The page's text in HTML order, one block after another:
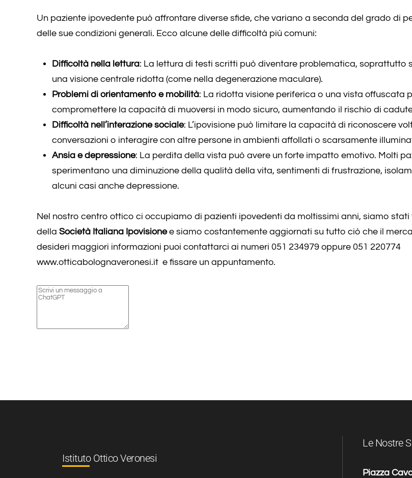
Un paziente ipovedente può affrontare diverse sfide, che variano a seconda del grado di
delle sue condizioni generali. Ecco alcune delle difficoltà più comuni:
Difficoltà nella lettura: La lettura di testi scritti può diventare problematica, soprattutto
una visione centrale ridotta (come nella degenerazione maculare).
Problemi di orientamento e mobilità: La ridotta visione periferica o una vista offuscata
compromettere la capacità di muoversi in modo sicuro, aumentando il rischio di
Difficoltà nell’interazione sociale: L’ipovisione può limitare la capacità di riconoscere
conversazioni o interagire con altre persone in ambienti affollati o scarsamente
Ansia e depressione: La perdita della vista può avere un forte impatto emotivo. Molti
sperimentano una diminuzione della qualità della vita, sentimenti di frustrazione,
alcuni casi anche depressione.
Nel nostro centro ottico ci occupiamo di pazienti ipovedenti da moltissimi anni, siamo stati
della Società Italiana Ipovisionee siamo costantemente aggiornati su tutto ciò che il
desideri maggiori informazioni puoi contattarci ai numeri 051 234979 oppure 051 220774
www.otticabolognaveronesi.it e fissare un appuntamento.
Istituto Ottico Veronesi
Le Nostre
Piazza